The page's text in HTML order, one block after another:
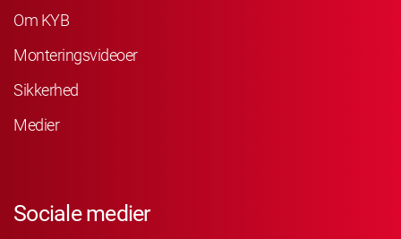
Om KYB
Monteringsvideoer
Sikkerhed
Medier
Sociale medier